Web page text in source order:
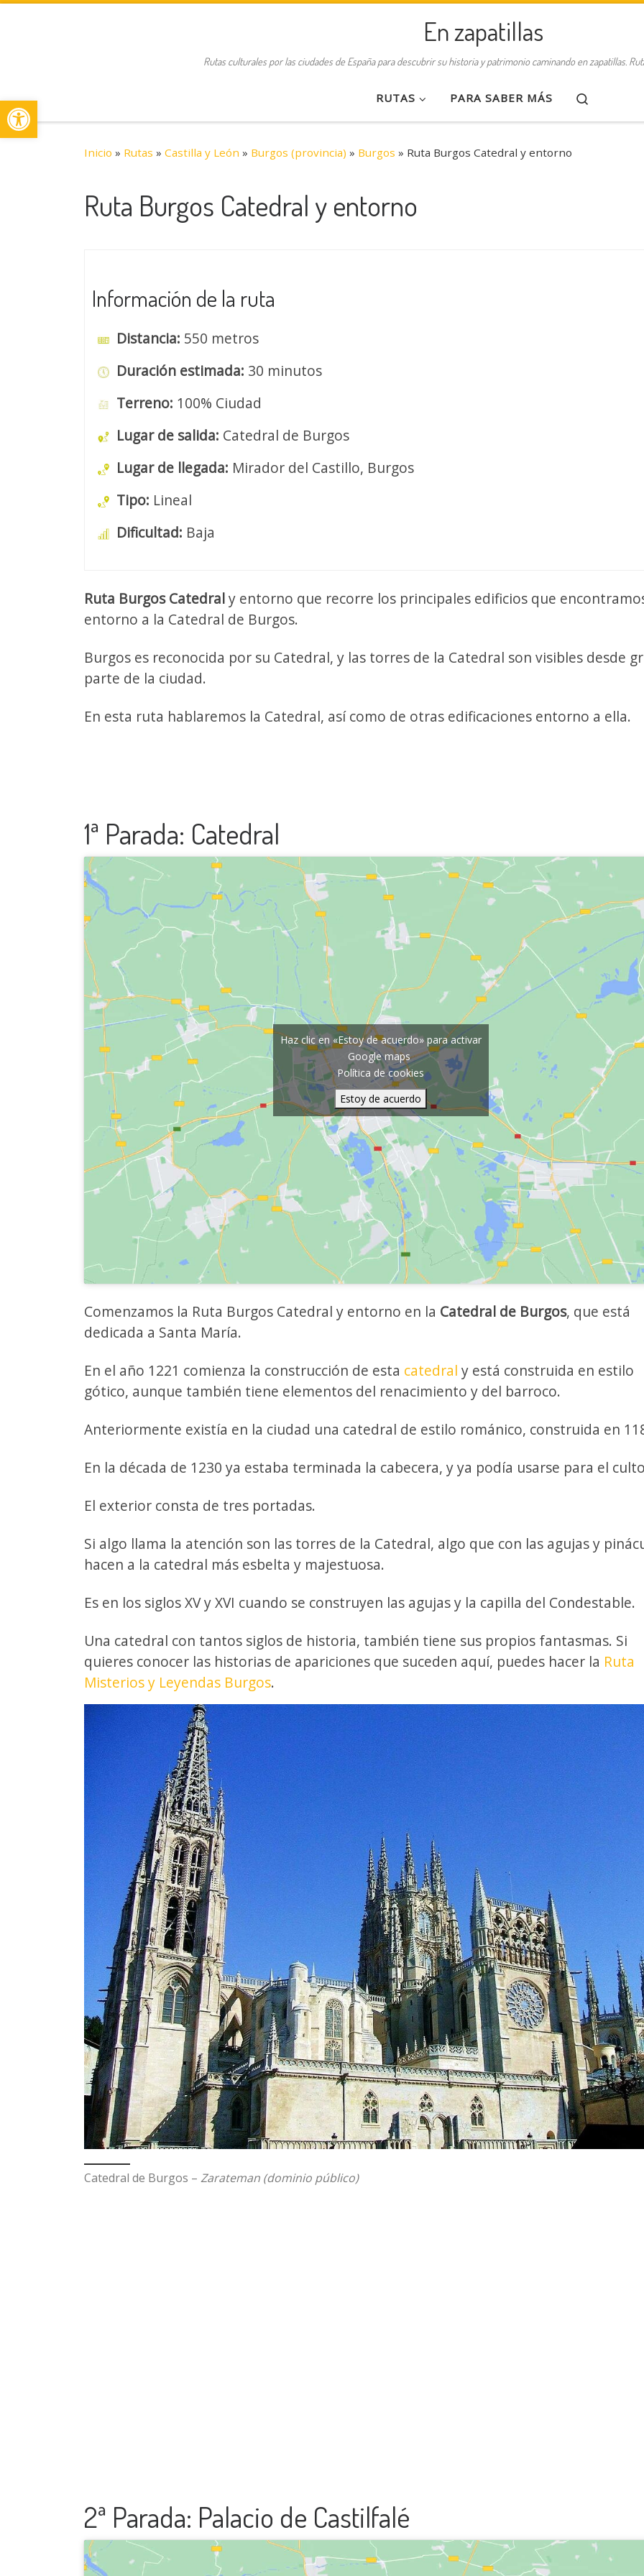
Abrir barra de herramientas
En zapatillas
Rutas culturales por las ciudades de España para descubrir su historia y patrimonio caminando en zapatillas.
RUTAS PARA SABER MÁS
Inicio » Rutas » Castilla y León » Burgos (provincia) » Burgos » Ruta Burgos Catedral y entorno
Ruta Burgos Catedral y entorno
Información de la ruta
Distancia: 550 metros
Duración estimada: 30 minutos
Terreno: 100% Ciudad
Lugar de salida: Catedral de Burgos
Lugar de llegada: Mirador del Castillo, Burgos
Tipo: Lineal
Dificultad: Baja
Ruta Burgos Catedraly entorno que recorre los principales edificios que
entorno a la Catedral de Burgos.
Burgos es reconocida por su Catedral, y las torres de la Catedral son visibles desde
parte de la ciudad.
En esta ruta hablaremos la Catedral, así como de otras edificaciones entorno a ella.
1ª Parada: Catedral
Haz clic en «Estoy de acuerdo» para activar
Google maps
Política de cookies
Estoy de acuerdo
Comenzamos la Ruta Burgos Catedral y entorno en la Catedral de Burgos, que está
dedicada a Santa María.
En el año 1221 comienza la construcción de esta catedral y está construida en estilo
gótico, aunque también tiene elementos del renacimiento y del barroco.
Anteriormente existía en la ciudad una catedral de estilo románico, construida en
En la década de 1230 ya estaba terminada la cabecera, y ya podía usarse para el
El exterior consta de tres portadas.
Si algo llama la atención son las torres de la Catedral, algo que con las agujas y
hacen a la catedral más esbelta y majestuosa.
Es en los siglos XV y XVI cuando se construyen las agujas y la capilla del Condestable.
Una catedral con tantos siglos de historia, también tiene sus propios fantasmas. Si
quieres conocer las historias de apariciones que suceden aquí, puedes hacer la Ruta
Misterios y Leyendas Burgos.
Catedral de Burgos – Zarateman (dominio público)
2ª Parada: Palacio de Castilfalé